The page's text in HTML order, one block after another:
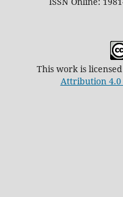
This work is
Attribution